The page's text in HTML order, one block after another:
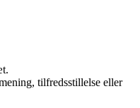
tilfredsstillelse eller